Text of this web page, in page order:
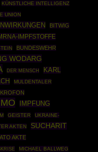
KÜNSTLICHE INTELLIGENZ
UNION
BITWIG
IMPFSTOFFE
BUNDESWEHR
WODARG
DER MENSCH
KARL
MULDENTALER
IMPFUNG
GEISTER
UKRAINE-
AKTEN
SUCHARIT
AKTE
MICHAEL BALLWEG